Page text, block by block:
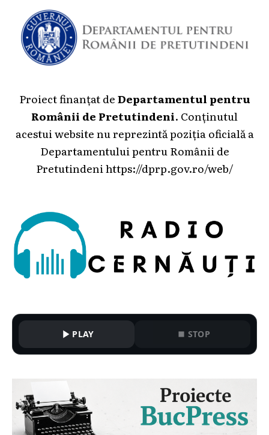
Proiect finanțat deDepartamentul pentru
Românii de Pretutindeni. Conținutul
acestui website nu reprezintă poziția oficială a
Departamentului pentru Românii de
Pretutindeni https://dprp.gov.ro/web/
PLAY STOP